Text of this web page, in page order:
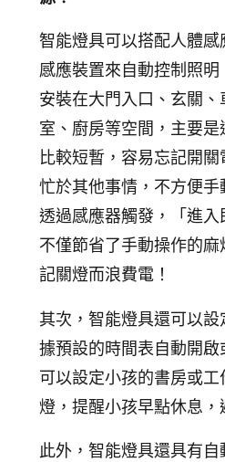
智能燈具可以搭配人體
感應裝置來自動控制照
安裝在大門入口、玄關
室、廚房等空間，主要
比較短暫，容易忘記開
忙於其他事情，不方便手
透過感應器觸發，「進入
不僅節省了手動操作的
記關燈而浪費電！
其次，智能燈具還可以
據預設的時間表自動開啟
可以設定小孩的書房或
燈，提醒小孩早點休息，
此外，智能燈具還具有